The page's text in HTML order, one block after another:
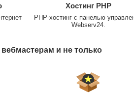
Хостинг PHP
PHP-хостинг с панелью
Webserv24.
и не только